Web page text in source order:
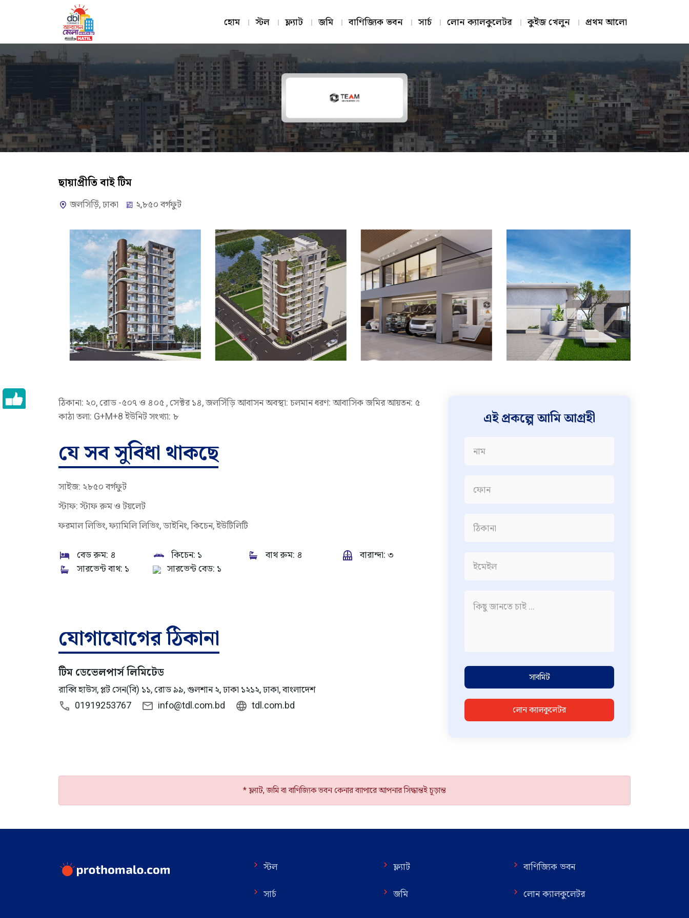
হোম স্টল ফ্ল্যাট জমি বাণিজ্যিক ভবন সার্চ লোন ক্যালকুলেটর কুইজ খেলুন প্রথম আলো
ছায়াপ্রীতি বাই টিম
জলসিড়িঁ, ঢাকা ২,৮৫০ বর্গফুট
ঠিকানা: ২০, রোড -৫০৭ ও ৪০৫ , সেক্টর ১৪, জলসিঁড়ি আবাসন অবস্থা: চলমান ধরণ: আবাসিক জমির আয়তন: ৫
কাঠা তলা: G+M+8 ইউনিট সংখ্যা: ৮
যে সব সুবিধা থাকছে
সাইজ: ২৮৫০ বর্গফুট
স্টাফ: স্টাফ রুম ও টয়লেট
ফরমাল লিভিং, ফ্যামিলি লিভিং, ডাইনিং, কিচেন, ইউটিলিটি
বেড রুম: ৪ কিচেন: ১ বাথ রুম: ৪ বারান্দা: ৩
সারভেন্ট বাথ: ১ সারভেন্ট বেড: ১
যোগাযোগের ঠিকানা
টিম ডেভেলপার্স লিমিটেড
রাব্বি হাউস, প্লট সেন(বি) ১১, রোড ৯৯, গুলশান ২, ঢাকা ১২১২, ঢাকা, বাংলাদেশ
01919253767
info@tdl.com.bd tdl.com.bd
এই প্রকল্পে আমি আগ্রহী
সাবমিট
লোন ক্যালকুলেটর
* ফ্ল্যাট, জমি বা বাণিজ্যিক ভবন কেনার ব্যাপারে আপনার সিদ্ধান্তই চূড়ান্ত
স্টল ফ্ল্যাট
বাণিজ্যিক ভবন
সার্চ
জমি লোন ক্যালকুলেটর